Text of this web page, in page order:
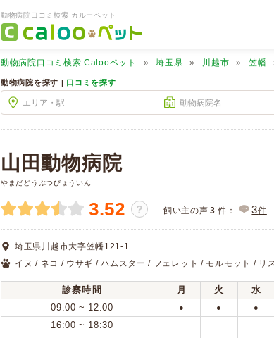
動物病院口コミ検索 カルーペット
動物病院口コミ検索 Calooペット 埼玉県 川越市 笠幡
動物病院を探す | 口コミを探す
山田動物病院
やまだどうぶつびょういん
3.52 ？ 飼い主の声 3 件： 3件
埼玉県川越市大字笠幡121-1
イヌ / ネコ / ウサギ / ハムスター / フェレット / モルモット / リ
診察時間 月 火 水
09:00 ~ 12:00
● ● ●
16:00 ~ 18:30